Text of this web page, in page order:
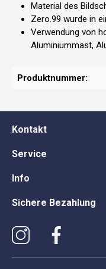
Material des
Zero.99 wurde in
Verwendung von
Aluminiummast,
Produktnummer:
Kontakt
Service
Info
Sichere Bezahlung